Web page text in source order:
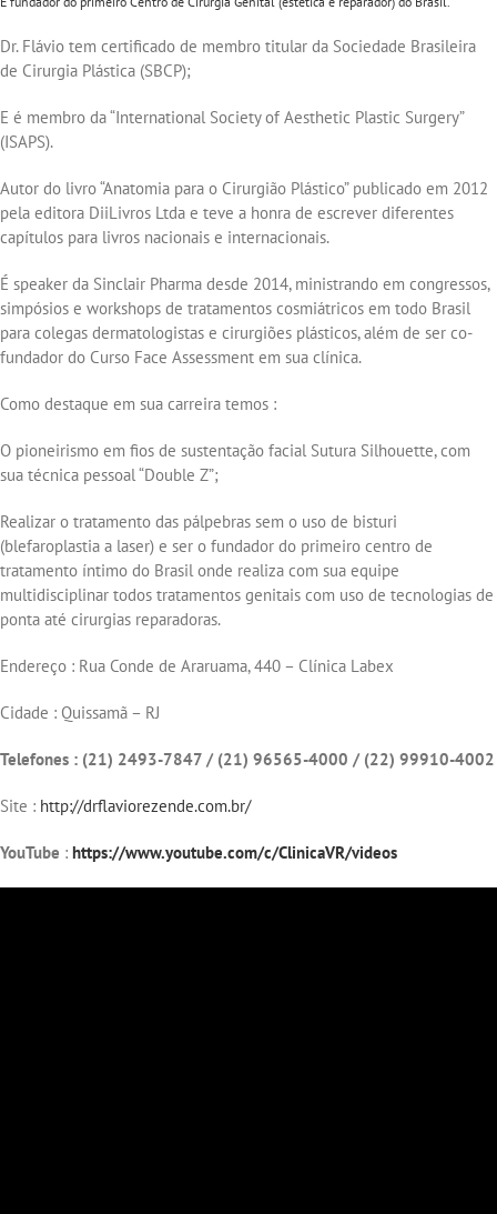
Dr. Flávio tem certificado de membro titular da Sociedade Brasileira
de Cirurgia Plástica (SBCP);
E é membro da “International Society of Aesthetic Plastic Surgery”
(ISAPS).
Autor do livro “Anatomia para o Cirurgião Plástico” publicado em 2012
pela editora DiiLivros Ltda e teve a honra de escrever diferentes
capítulos para livros nacionais e internacionais.
É speaker da Sinclair Pharma desde 2014, ministrando em congressos,
simpósios e workshops de tratamentos cosmiátricos em todo Brasil
para colegas dermatologistas e cirurgiões plásticos, além de ser co-
fundador do Curso Face Assessment em sua clínica.
Como destaque em sua carreira temos :
O pioneirismo em fios de sustentação facial Sutura Silhouette, com
sua técnica pessoal “Double Z”;
Realizar o tratamento das pálpebras sem o uso de bisturi
(blefaroplastia a laser) e ser o fundador do primeiro centro de
tratamento íntimo do Brasil onde realiza com sua equipe
multidisciplinar todos tratamentos genitais com uso de tecnologias de
ponta até cirurgias reparadoras.
Endereço : Rua Conde de Araruama, 440 – Clínica Labex
Cidade : Quissamã – RJ
Telefones : (21) 2493-7847 / (21) 96565-4000 / (22) 99910-4002
Site : http://drflaviorezende.com.br/
YouTube : https://www.youtube.com/c/ClinicaVR/videos